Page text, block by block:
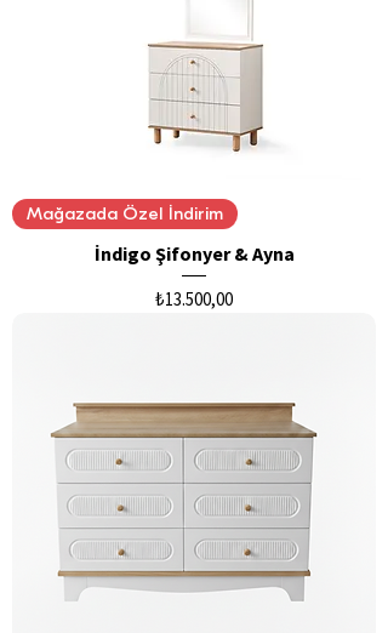
Mağazada Özel İndirim
İndigo Şifonyer & Ayna
Fiyat
₺13.500,00